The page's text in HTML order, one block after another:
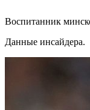
Воспитанник
Данные инсайдера.